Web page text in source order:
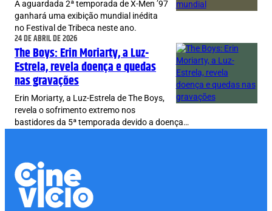
A aguardada 2ª temporada de X-Men ’97
ganhará uma exibição mundial inédita
no Festival de Tribeca neste ano.
24 DE ABRIL DE 2026
The Boys: Erin Moriarty, a Luz-
Estrela, revela doença e quedas
nas gravações
Erin Moriarty, a Luz-Estrela de The Boys,
revela o sofrimento extremo nos
bastidores da 5ª temporada devido a doença…